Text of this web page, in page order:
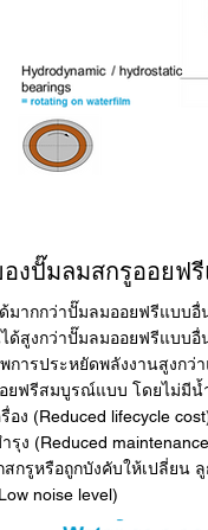
งปั๊มลมสกรูออยฟ
มากกว่าปั๊มลมออยฟรีแบบอื่
ด้สูงกว่าปั๊มลมออยฟรีแบบอื่
การประหยัดพลังงานสูงกว่
ยฟรีสมบูรณ์แบบ โดยไม่มีน้
อง (Reduced lifecycle
รุง (Reduced
สกรูหรือถูกบังคับให้เปลี่ยน
noise level)